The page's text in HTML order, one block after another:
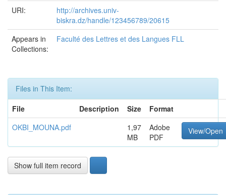
URI:
http://archives.univ-
biskra.dz/handle/123456789/20615
Appears in
Collections:
Faculté des Lettres et des Langues FLL
Files in This Item:
File
Description Size
Format
OKBI_MOUNA.pdf
1,97
MB
Adobe
PDF
View/Open
Show full item record